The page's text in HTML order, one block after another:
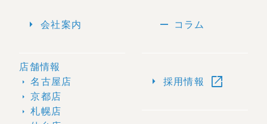
arrow_right 会社案内
店舗情報
arrow_right 名古屋店
arrow_right 京都店
arrow_right 札幌店
remove コラム
arrow_right 採用情報 open_in_new